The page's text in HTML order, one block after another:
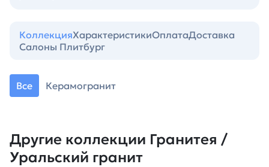
КоллекцияХарактеристикиОплатаДоставка
Салоны Плитбург
Все Керамогранит
Другие коллекции Гранитея /
Уральский гранит